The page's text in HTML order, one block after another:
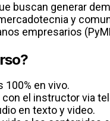
buscan generar
y
empresarios
100% en vivo.
el instructor via
en texto y video.